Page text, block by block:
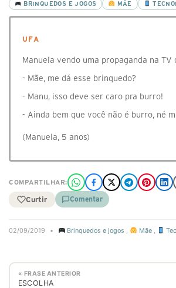
BRINQUEDOS E JOGOS MÃE
UFA
Manuela vendo uma propaganda na TV
- Mãe, me dá esse brinquedo?
- Manu, isso deve ser caro pra burro!
- Ainda bem que você não é burro, né
(Manuela, 5 anos)
COMPARTILHAR:
Curtir Comentar
02/09/2019 • Brinquedos e jogos , Mãe,
« FRASE ANTERIOR
ESCOLHA